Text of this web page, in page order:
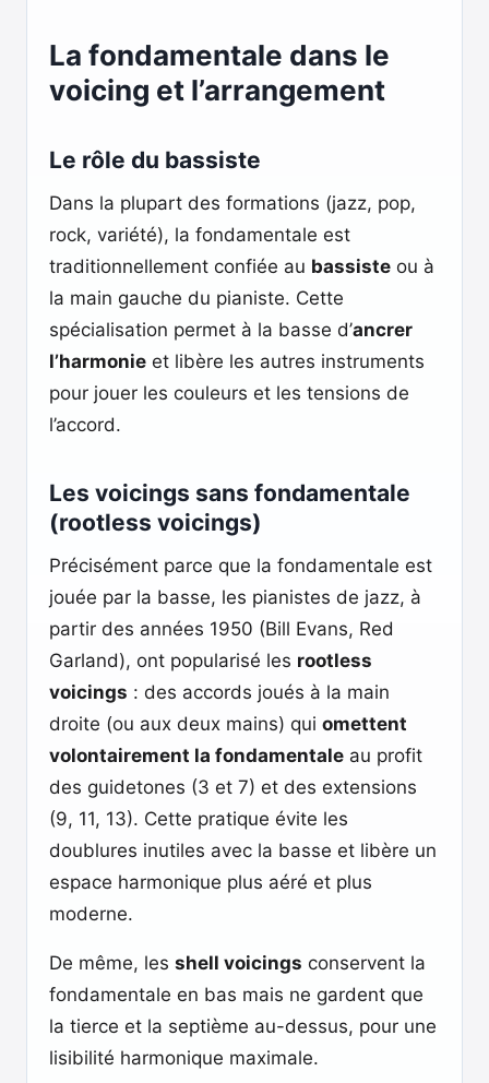
La fondamentale dans le
voicing et l’arrangement
Le rôle du bassiste
Dans la plupart des formations (jazz, pop,
rock, variété), la fondamentale est
traditionnellement confiée au bassiste ou à
la main gauche du pianiste. Cette
spécialisation permet à la basse d’ancrer
l’harmonie et libère les autres instruments
pour jouer les couleurs et les tensions de
l’accord.
Les voicings sans fondamentale
(rootless voicings)
Précisément parce que la fondamentale est
jouée par la basse, les pianistes de jazz, à
partir des années 1950 (Bill Evans, Red
Garland), ont popularisé les rootless
voicings : des accords joués à la main
droite (ou aux deux mains) qui omettent
volontairement la fondamentale au profit
des guidetones (3 et 7) et des extensions
(9, 11, 13). Cette pratique évite les
doublures inutiles avec la basse et libère un
espace harmonique plus aéré et plus
moderne.
De même, les shell voicings conservent la
fondamentale en bas mais ne gardent que
la tierce et la septième au-dessus, pour une
lisibilité harmonique maximale.